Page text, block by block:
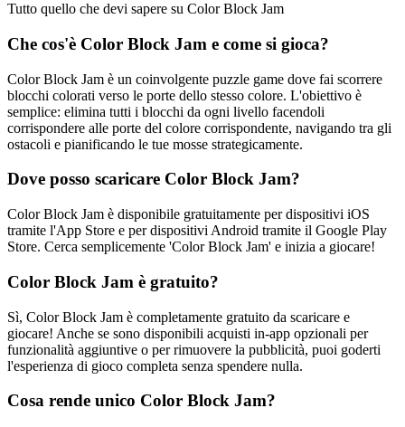
Tutto quello che devi sapere su Color Block Jam
Che cos'è Color Block Jam e come si gioca?
Color Block Jam è un coinvolgente puzzle game dove fai scorrere
blocchi colorati verso le porte dello stesso colore. L'obiettivo è
semplice: elimina tutti i blocchi da ogni livello facendoli
corrispondere alle porte del colore corrispondente, navigando tra gli
ostacoli e pianificando le tue mosse strategicamente.
Dove posso scaricare Color Block Jam?
Color Block Jam è disponibile gratuitamente per dispositivi iOS
tramite l'App Store e per dispositivi Android tramite il Google Play
Store. Cerca semplicemente 'Color Block Jam' e inizia a giocare!
Color Block Jam è gratuito?
Sì, Color Block Jam è completamente gratuito da scaricare e
giocare! Anche se sono disponibili acquisti in-app opzionali per
funzionalità aggiuntive o per rimuovere la pubblicità, puoi goderti
l'esperienza di gioco completa senza spendere nulla.
Cosa rende unico Color Block Jam?